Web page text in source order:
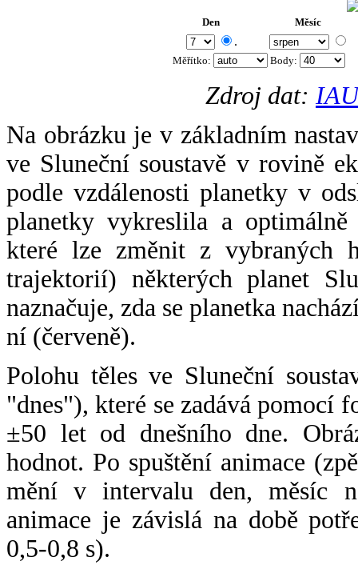
Den Měsíc
.
Měřítko: Body:
Zdroj dat:
Na obrázku je v základním
ve Sluneční soustavě v rovině
podle vzdálenosti planetky v
planetky vykreslila a
které lze změnit z vybraných
trajektorií) některých planet
naznačuje, zda se planetka
ní (červeně).
Polohu těles ve Sluneční
"dnes"), které se zadává pomocí
±50 let od dnešního dne.
hodnot. Po spuštění animace
mění v intervalu den, měsíc
animace je závislá na době
0,5-0,8 s).